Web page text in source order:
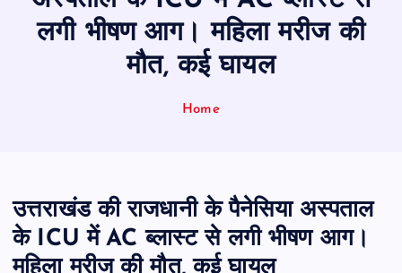
लगी भीषण आग। महिला मरीज की
मौत, कई घायल
Home
उत्तराखंड की राजधानी के पैनेसिया अस्पताल
के ICU में AC ब्लास्ट से लगी भीषण आग।